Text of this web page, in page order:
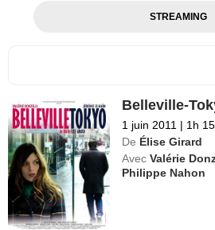
STREAMING
Belleville-
1 juin 2011 | 1h
De Élise Girard
Avec Valérie
Philippe Nahon